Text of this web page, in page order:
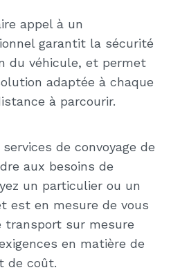
appel à un
garantit la sécurité
du véhicule, et permet
adaptée à chaque
à parcourir.
de convoyage de
aux besoins de
un particulier ou un
est en mesure de vous
sur mesure
en matière de
de coût.